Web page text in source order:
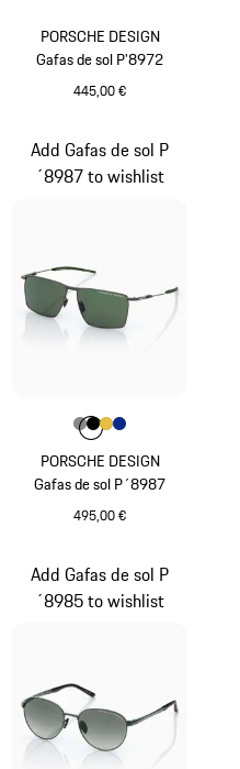
PORSCHE DESIGN
Gafas de sol P'8972
445,00 €
PORSCHE DESIGN
Gafas de sol P´8987
495,00 €
Add Gafas de sol P
´8987 to wishlist
Color
ColorGris Oscuro
Color
ColorColor
Add Gafas de sol P
´8985 to wishlist